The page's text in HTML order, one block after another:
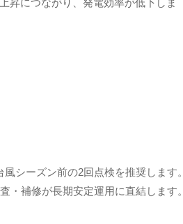
昇につながり、発電効率が低下しま
シーズン前の2回点検を推奨します。
・補修が長期安定運用に直結します。